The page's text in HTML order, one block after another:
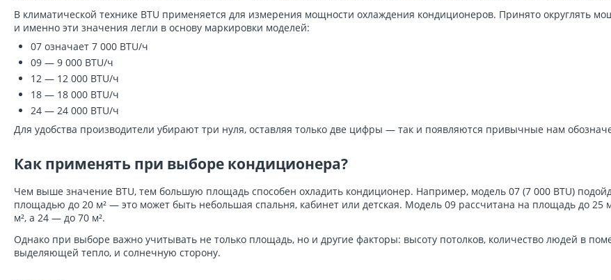
В климатической технике BTU применяется для измерения мощности охлаждения кондиционеров. Принято округлять
и именно эти значения легли в основу маркировки моделей:
07 означает 7 000 BTU/ч
09 — 9 000 BTU/ч
12 — 12 000 BTU/ч
18 — 18 000 BTU/ч
24 — 24 000 BTU/ч
Для удобства производители убирают три нуля, оставляя только две цифры — так и появляются привычные нам
Как применять при выборе кондиционера?
Чем выше значение BTU, тем большую площадь способен охладить кондиционер. Например, модель 07 (7 000 BTU)
площадью до 20 м² — это может быть небольшая спальня, кабинет или детская. Модель 09 рассчитана на площадь до 25
м², а 24 — до 70 м².
Однако при выборе важно учитывать не только площадь, но и другие факторы: высоту потолков, количество людей в
выделяющей тепло, и солнечную сторону.